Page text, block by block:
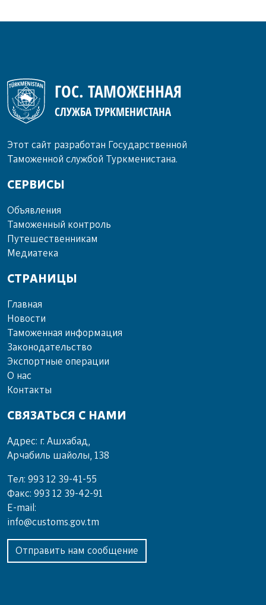
ГОС. ТАМОЖЕННАЯ
СЛУЖБА ТУРКМЕНИСТАНА
Этот сайт разработан Государственной
Таможенной службой Туркменистана.
СЕРВИСЫ
Объ­яв­ле­ния
Та­мо­жен­ный кон­троль
Пу­те­шест­вен­ни­кам
Ме­диа­те­ка
СТРАНИЦЫ
Главная
Новости
Таможенная информация
Законодательство
Экспортные операции
О нас
Контакты
СВЯЗАТЬСЯ С НАМИ
Адрес: г. Ашхабад,
Арчабиль шайолы, 138
Тел: 993 12 39-41-55
Факс: 993 12 39-42-91
E-mail:
info@customs.gov.tm
Отправить нам сообщение